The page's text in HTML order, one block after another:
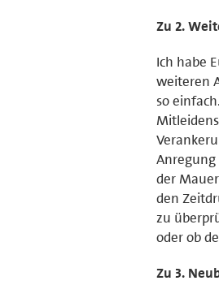
Zu 2.
Ich habe
weiteren
so
Anregung
der
den
zu
oder ob
Zu 3.